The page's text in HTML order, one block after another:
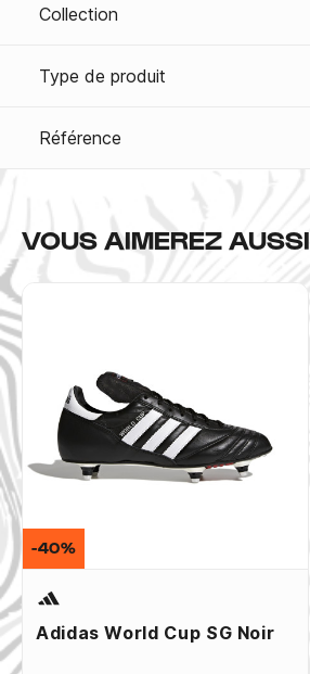
Collection
Type de produit
Référence
VOUS AIMEREZ AUSSI
Adidas World Cup SG Noir
-40%